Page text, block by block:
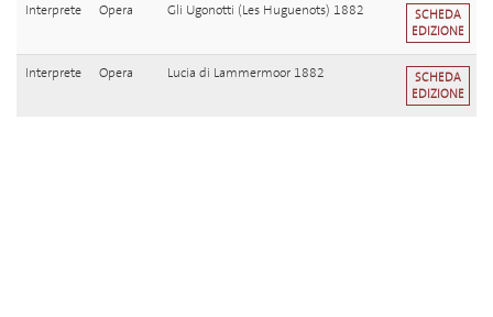
Interprete Opera Gli Ugonotti (Les Huguenots) 1882
SCHEDA
EDIZIONE
Interprete Opera Lucia di Lammermoor 1882
SCHEDA
EDIZIONE